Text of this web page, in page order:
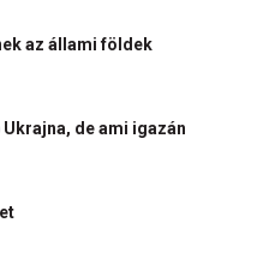
az állami földek
de ami igazán